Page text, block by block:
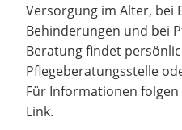
Versorgung im Alter, bei
Behinderungen und bei
Beratung findet
Pflegeberatungsstelle
Für Informationen
Link.